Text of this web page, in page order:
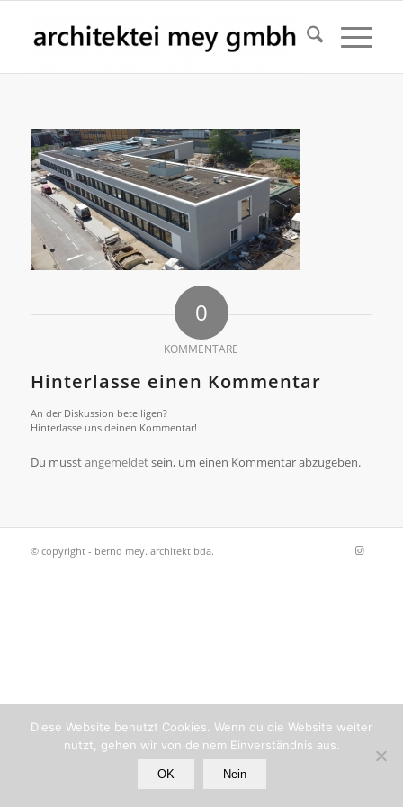
0
KOMMENTARE
Hinterlasse einen Kommentar
An der Diskussion beteiligen?
Hinterlasse uns deinen Kommentar!
Du musstangemeldetsein, um einen Kommentar abzugeben.
© copyright - bernd mey. architekt bda.
Diese Website benutzt Cookies. Wenn du die Website weiter
nutzt, gehen wir von deinem Einverständnis aus.
OK Nein